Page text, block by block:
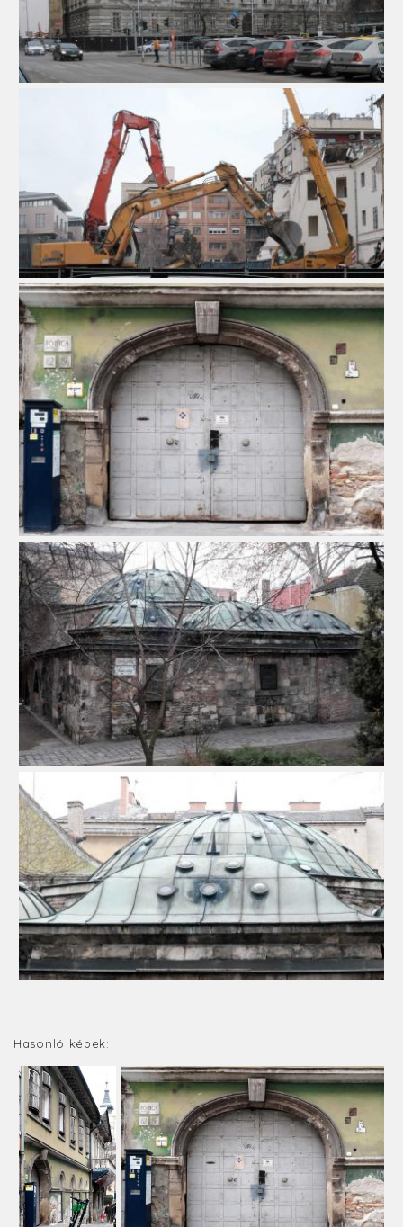
Hasonló képek: